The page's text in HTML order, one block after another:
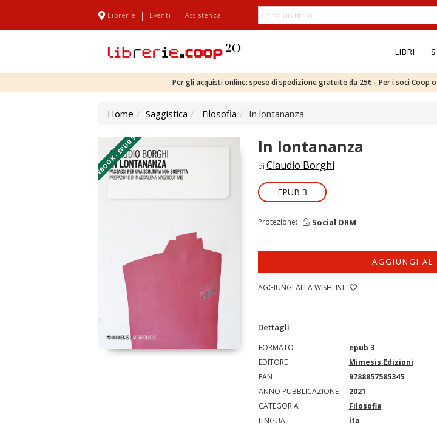
Librerie | Eventi | Assistenza
LIBRI
Per gli acquisti online: spese di spedizione gratuite da 25€ - Per i soci
Home Saggistica Filosofia In lontananza
EBOOK - EPUB 3 In lontananza
di Claudio Borghi
EPUB 3
Protezione: Social DRM
AGGIUNGI AL
AGGIUNGI ALLA WISHLIST
Dettagli
FORMATO
epub 3
EDITORE
Mimesis Edizioni
EAN
9788857585345
ANNO PUBBLICAZIONE
2021
CATEGORIA
Filosofia
LINGUA
ita